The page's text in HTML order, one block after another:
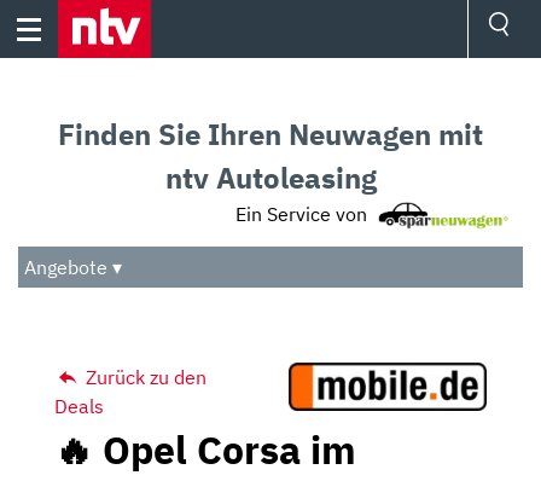
Skip
Audio
Das Beste
Finden Sie Ihren Neuwagen mit
ntv Autoleasing
Ein Service von
Angebote ▾
Zurück zu den
Deals
🔥 Opel Corsa im